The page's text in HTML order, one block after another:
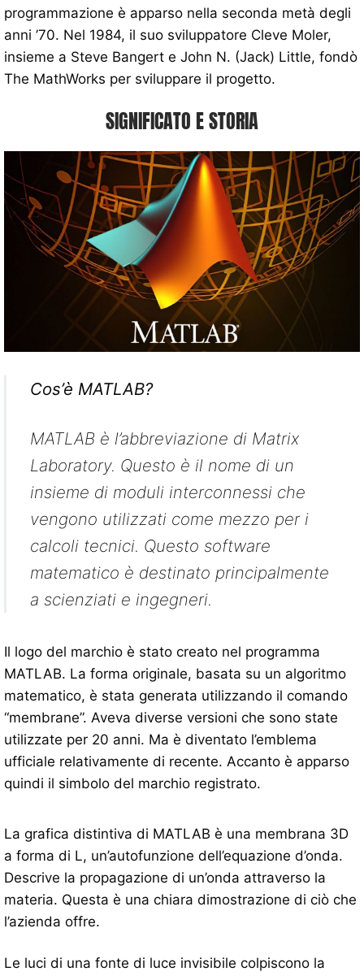
programmazione è apparso nella seconda metà degli
anni ’70. Nel 1984, il suo sviluppatore Cleve Moler,
insieme a Steve Bangert e John N. (Jack) Little, fondò
The MathWorks per sviluppare il progetto.
SIGNIFICATO E STORIA
Cos’è MATLAB?
MATLAB è l’abbreviazione di Matrix
Laboratory. Questo è il nome di un
insieme di moduli interconnessi che
vengono utilizzati come mezzo per i
calcoli tecnici. Questo software
matematico è destinato principalmente
a scienziati e ingegneri.
Il logo del marchio è stato creato nel programma
MATLAB. La forma originale, basata su un algoritmo
matematico, è stata generata utilizzando il comando
“membrane”. Aveva diverse versioni che sono state
utilizzate per 20 anni. Ma è diventato l’emblema
ufficiale relativamente di recente. Accanto è apparso
quindi il simbolo del marchio registrato.
La grafica distintiva di MATLAB è una membrana 3D
a forma di L, un’autofunzione dell’equazione d’onda.
Descrive la propagazione di un’onda attraverso la
materia. Questa è una chiara dimostrazione di ciò che
l’azienda offre.
Le luci di una fonte di luce invisibile colpiscono la